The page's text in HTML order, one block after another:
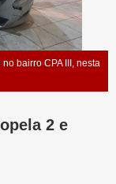
bairro CPA III, nesta
2 e